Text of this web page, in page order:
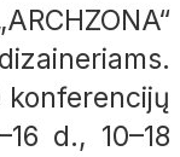
konferencijų
d., 10–18